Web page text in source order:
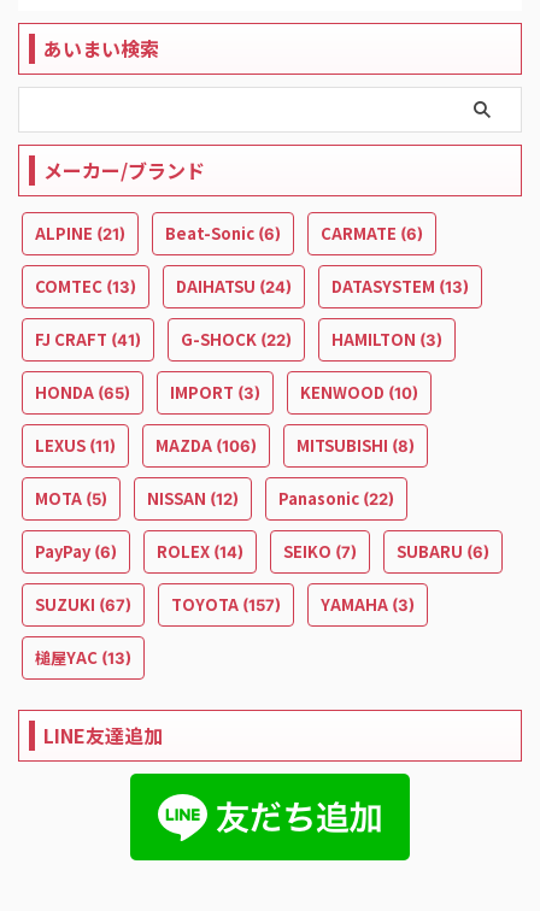
あいまい検索
メーカー/ブランド
ALPINE (21) Beat-Sonic (6) CARMATE (6)
COMTEC (13) DAIHATSU (24) DATASYSTEM (13)
FJ CRAFT (41) G-SHOCK (22) HAMILTON (3)
HONDA (65) IMPORT (3) KENWOOD (10)
LEXUS (11) MAZDA (106) MITSUBISHI (8)
MOTA (5) NISSAN (12) Panasonic (22)
PayPay(6) ROLEX (14) SEIKO (7) SUBARU (6)
SUZUKI (67) TOYOTA (157) YAMAHA (3)
槌屋YAC (13)
LINE友達追加